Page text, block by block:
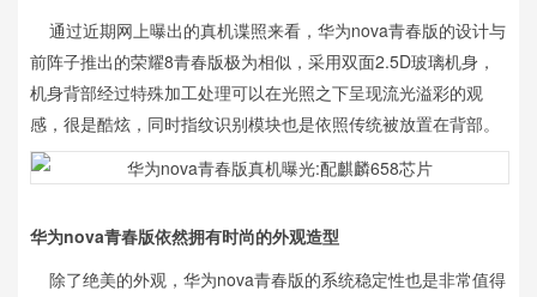
通过近期网上曝出的真机谍照来看，华为nova青春版的设计与
前阵子推出的荣耀8青春版极为相似，采用双面2.5D玻璃机身，
机身背部经过特殊加工处理可以在光照之下呈现流光溢彩的观
感，很是酷炫，同时指纹识别模块也是依照传统被放置在背部。
华为nova青春版依然拥有时尚的外观造型
除了绝美的外观，华为nova青春版的系统稳定性也是非常值得